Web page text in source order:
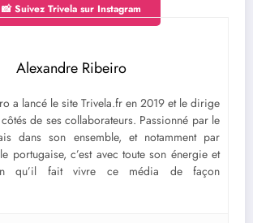
📸 Suivez Trivela sur Instagram
Alexandre Ribeiro
a lancé le site Trivela.fr en 2019 et le dirige
de ses collaborateurs. Passionné par le
dans son ensemble, et notamment par
portugaise, c’est avec toute son énergie et
qu’il fait vivre ce média de façon